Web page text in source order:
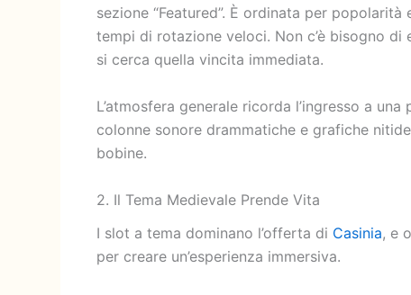
sezione “Featured”. È ordinata per
tempi di rotazione veloci. Non c’è bisogno
si cerca quella vincita immediata.
L’atmosfera generale ricorda l’ingresso a
colonne sonore drammatiche e grafiche
bobine.
2. Il Tema Medievale Prende Vita
I slot a tema dominano l’offerta di Casinia, e
per creare un’esperienza immersiva.